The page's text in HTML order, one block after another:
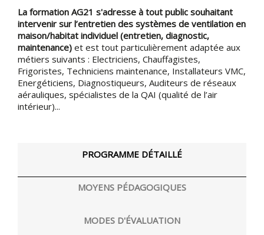
La formation AG21 s'adresse à tout public souhaitant
intervenir sur l’entretien des systèmes de ventilation en
maison/habitat individuel (entretien, diagnostic,
maintenance) et est tout particulièrement adaptée aux
métiers suivants : Electriciens, Chauffagistes,
Frigoristes, Techniciens maintenance, Installateurs VMC,
Energéticiens, Diagnostiqueurs, Auditeurs de réseaux
aérauliques, spécialistes de la QAI (qualité de l’air
intérieur)...
PROGRAMME DÉTAILLÉ
MOYENS PÉDAGOGIQUES
MODES D'ÉVALUATION